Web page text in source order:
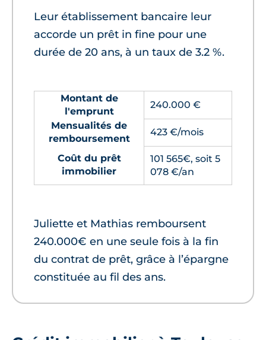
Leur établissement bancaire leur
accorde un prêt in fine pour une
durée de 20 ans, à un taux de 3.2 %.
Montant de
l'emprunt
240.000 €
Mensualités de
remboursement
423 €/mois
Coût du prêt
immobilier
101 565€, soit 5
078 €/an
Juliette et Mathias remboursent
240.000€ en une seule fois à la fin
du contrat de prêt, grâce à l’épargne
constituée au fil des ans.